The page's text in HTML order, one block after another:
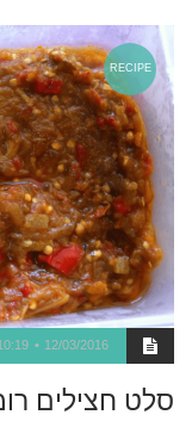
RECIPE
12/03/2016
AM
סלט חצילים